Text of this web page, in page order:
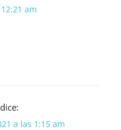
am
dice:
a las 1:15 am